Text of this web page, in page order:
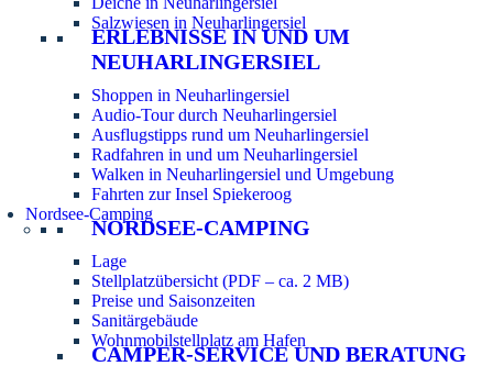
Salzwiesen in Neuharlingersiel
ERLEBNISSE IN UND UM
NEUHARLINGERSIEL
Shoppen in Neuharlingersiel
Audio-Tour durch Neuharlingersiel
Ausflugstipps rund um Neuharlingersiel
Radfahren in und um Neuharlingersiel
Walken in Neuharlingersiel und Umgebung
Fahrten zur Insel Spiekeroog
Nordsee-Camping
NORDSEE-CAMPING
Lage
Stellplatzübersicht (PDF – ca. 2 MB)
Preise und Saisonzeiten
Sanitärgebäude
Wohnmobilstellplatz am Hafen
CAMPER-SERVICE UND BERATUNG